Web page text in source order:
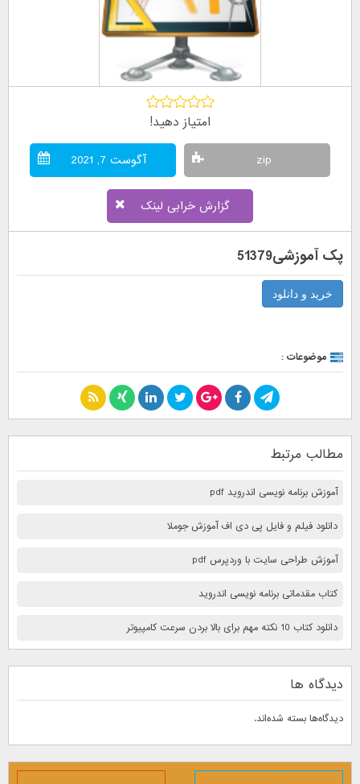
امتیاز دهید!
zip آگوست 7, 2021
گزارش خرابی لینک
پک آموزشی51379
خرید و دانلود
موضوعات :
مطالب مرتبط
آموزش برنامه نویسی اندروید pdf
دانلود فیلم و فایل پی دی اف آموزش جوملا
آموزش طراحی سایت با وردپرس pdf
کتاب مقدماتی برنامه نویسی اندروید
دانلود کتاب 10 نكته مهم برای بالا بردن سرعت كامپيوتر
دیدگاه ها
دیدگاه‌ها بسته شده‌اند.